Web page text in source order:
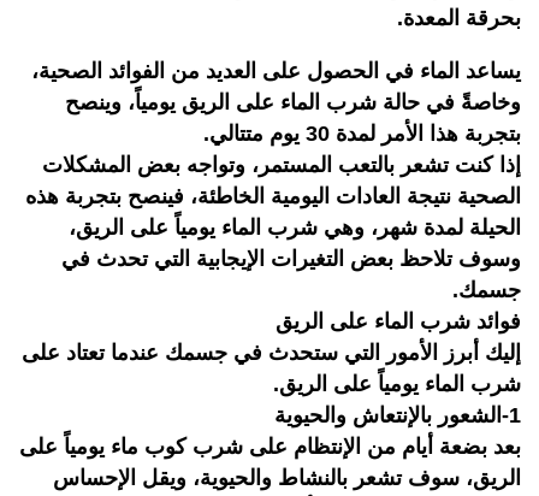
بحرقة المعدة.
يساعد الماء في الحصول على العديد من الفوائد الصحية،
وخاصةً في حالة شرب الماء على الريق يومياً، وينصح
بتجربة هذا الأمر لمدة 30 يوم متتالي.
إذا كنت تشعر بالتعب المستمر، وتواجه بعض المشكلات
الصحية نتيجة العادات اليومية الخاطئة، فينصح بتجربة هذه
الحيلة لمدة شهر، وهي شرب الماء يومياً على الريق،
وسوف تلاحظ بعض التغيرات الإيجابية التي تحدث في
جسمك.
فوائد شرب الماء على الريق
إليك أبرز الأمور التي ستحدث في جسمك عندما تعتاد على
شرب الماء يومياً على الريق.
1-الشعور بالإنتعاش والحيوية
بعد بضعة أيام من الإنتظام على شرب كوب ماء يومياً على
الريق، سوف تشعر بالنشاط والحيوية، ويقل الإحساس